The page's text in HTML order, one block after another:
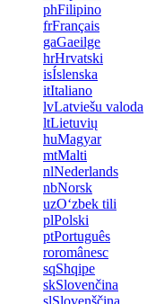
phFilipino
frFrançais
gaGaeilge
hrHrvatski
isÍslenska
itItaliano
lvLatviešu valoda
ltLietuvių
huMagyar
mtMalti
nlNederlands
nbNorsk
uzOʻzbek tili
plPolski
ptPortuguês
roromânesc
sqShqipe
skSlovenčina
slSlovenščina